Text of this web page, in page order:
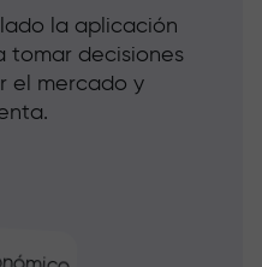
la aplicación
tomar decisiones
el mercado y